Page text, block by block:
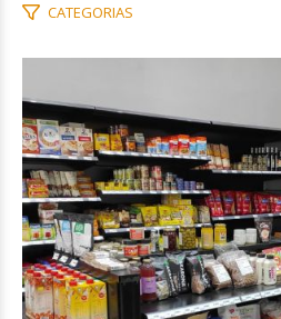
CATEGORIAS